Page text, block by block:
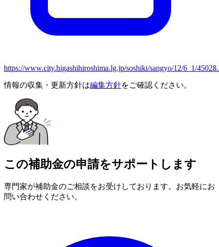
https://www.city.higashihiroshima.lg.jp/soshiki/sangyo/12/6_1/
情報の収集・更新方針は編集方針をご確認ください。
この補助金の申請をサポートします
専門家が補助金のご相談をお受けしております。お気軽にお
問い合わせください。